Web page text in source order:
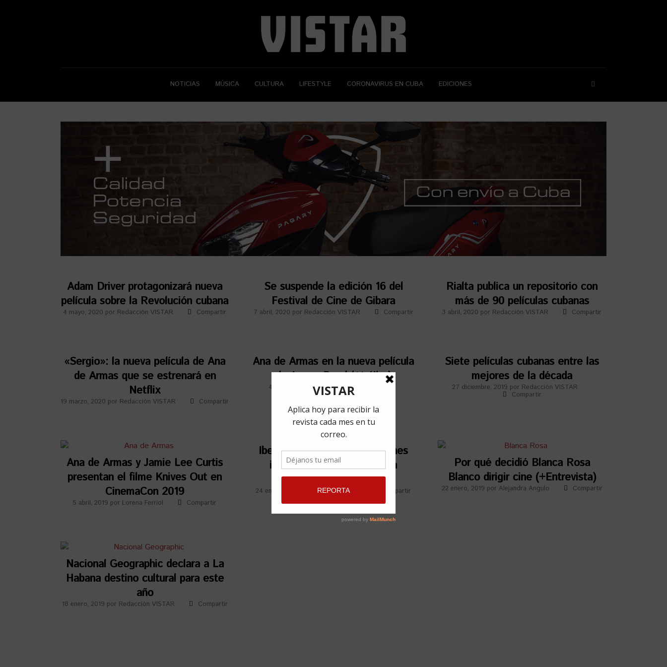
NOTICIAS MÚSICA CULTURA LIFESTYLE CORONAVIRUS EN CUBA EDICIONES
Adam Driver protagonizará nueva
película sobre la Revolución cubana
4 mayo, 2020 por Redacción VISTAR Compartir
Se suspende la edición 16 del
Festival de Cine de Gibara
7 abril, 2020 por Redacción VISTAR Compartir
Rialta publica un repositorio con
más de 90 películas cubanas
3 abril, 2020 por Redacción VISTAR Compartir
«Sergio»: la nueva película de Ana
de Armas que se estrenará en
Netflix
19 marzo, 2020 por Redacción VISTAR Compartir
Ana de Armas en la nueva película
de James Bond (+tráiler)
4 febrero, 2020 porRedacción VISTAR
Compartir
Siete películas cubanas entre las
mejores de la década
27 diciembre, 2019 por Redacción VISTAR
Compartir
Ana de Armas y Jamie Lee Curtis
presentan el filme Knives Out en
CinemaCon 2019
5 abril, 2019 por Lorena Ferriol Compartir
Ibeyi entre la lista de canciones
inspiradas en Roma (+Lista
completa)
24 enero, 2019 Milene Aguilera Compartir
Por qué decidió Blanca Rosa
Blanco dirigir cine (+Entrevista)
22 enero, 2019 por Alejandra Angulo Compartir
Nacional Geographic declara a La
Habana destino cultural para este
año
18 enero, 2019 por Redacción VISTAR Compartir